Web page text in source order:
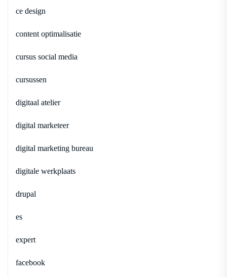
ce design
content optimalisatie
cursus social media
cursussen
digitaal atelier
digital marketeer
digital marketing bureau
digitale werkplaats
drupal
es
expert
facebook